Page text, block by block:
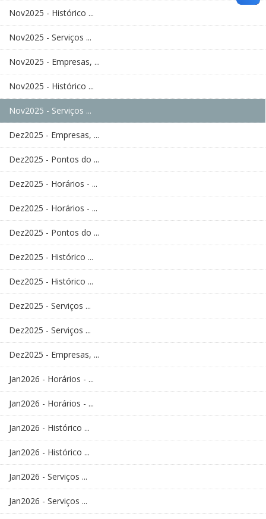
Nov2025 - Histórico ...
Nov2025 - Serviços ...
Nov2025 - Empresas, ...
Nov2025 - Histórico ...
Nov2025 - Serviços ...
Dez2025 - Empresas, ...
Dez2025 - Pontos do ...
Dez2025 - Horários - ...
Dez2025 - Horários - ...
Dez2025 - Pontos do ...
Dez2025 - Histórico ...
Dez2025 - Histórico ...
Dez2025 - Serviços ...
Dez2025 - Serviços ...
Dez2025 - Empresas, ...
Jan2026 - Horários - ...
Jan2026 - Horários - ...
Jan2026 - Histórico ...
Jan2026 - Histórico ...
Jan2026 - Serviços ...
Jan2026 - Serviços ...